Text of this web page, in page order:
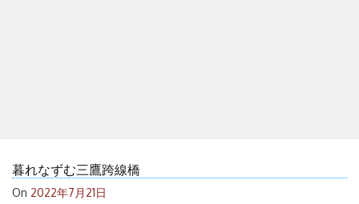
暮れなずむ三鷹跨線橋
On 2022年7月21日